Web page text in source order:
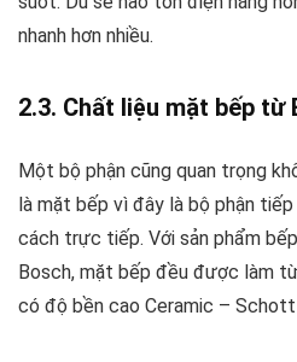
nhanh hơn nhiều.
2.3. Chất liệu mặt bếp từ
Một bộ phận cũng quan trọng
là mặt bếp vì đây là bộ phận
cách trực tiếp. Với sản phẩm
Bosch, mặt bếp đều được làm
có độ bền cao Ceramic –